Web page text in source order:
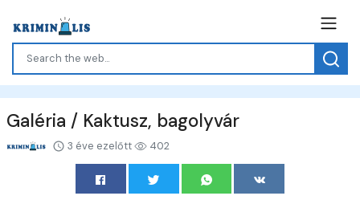
Galéria / Kaktusz, bagolyvár
3 éve ezelőtt 402